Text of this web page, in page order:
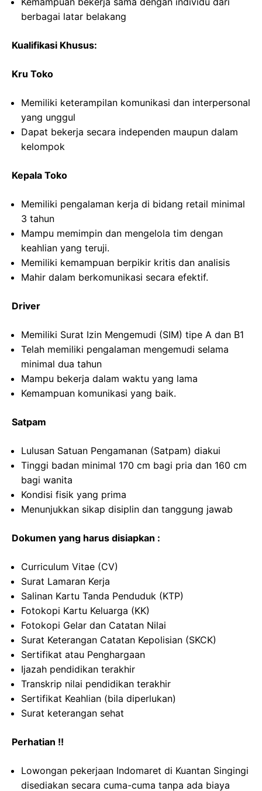
berbagai latar belakang
Kualifikasi Khusus:
Kru Toko
Memiliki keterampilan komunikasi dan interpersonal
yang unggul
Dapat bekerja secara independen maupun dalam
kelompok
Kepala Toko
Memiliki pengalaman kerja di bidang retail minimal
3 tahun
Mampu memimpin dan mengelola tim dengan
keahlian yang teruji.
Memiliki kemampuan berpikir kritis dan analisis
Mahir dalam berkomunikasi secara efektif.
Driver
Memiliki Surat Izin Mengemudi (SIM) tipe A dan B1
Telah memiliki pengalaman mengemudi selama
minimal dua tahun
Mampu bekerja dalam waktu yang lama
Kemampuan komunikasi yang baik.
Satpam
Lulusan Satuan Pengamanan (Satpam) diakui
Tinggi badan minimal 170 cm bagi pria dan 160 cm
bagi wanita
Kondisi fisik yang prima
Menunjukkan sikap disiplin dan tanggung jawab
Dokumen yang harus disiapkan :
Curriculum Vitae (CV)
Surat Lamaran Kerja
Salinan Kartu Tanda Penduduk (KTP)
Fotokopi Kartu Keluarga (KK)
Fotokopi Gelar dan Catatan Nilai
Surat Keterangan Catatan Kepolisian (SKCK)
Sertifikat atau Penghargaan
Ijazah pendidikan terakhir
Transkrip nilai pendidikan terakhir
Sertifikat Keahlian (bila diperlukan)
Surat keterangan sehat
Perhatian !!
Lowongan pekerjaan Indomaret di Kuantan Singingi
disediakan secara cuma-cuma tanpa ada biaya